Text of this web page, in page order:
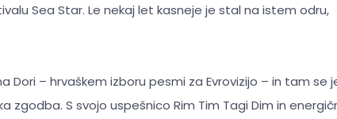
Sea Star. Le nekaj let kasneje je stal na istem odru,
Dori – hrvaškem izboru pesmi za Evrovizijo – in tam se
zgodba. S svojo uspešnico Rim Tim Tagi Dim in